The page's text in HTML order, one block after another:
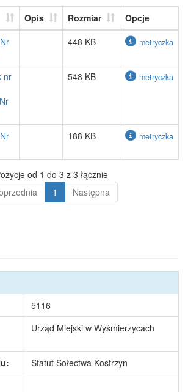
Opis Rozmiar
Opcje
448 KB metryczka
nr
548 KB metryczka
188 KB metryczka
od 1 do 3 z 3 łącznie
1 Następna
5116
Urząd Miejski w Wyśmierzycach
Statut Sołectwa Kostrzyn